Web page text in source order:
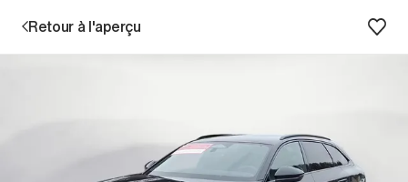
Succursales
Retour à l'aperçu